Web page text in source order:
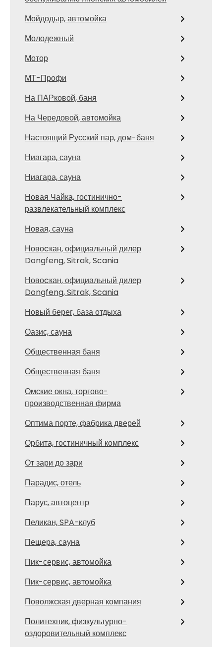
Мойдодыр, автомойка
Молодежный
Мотор
МТ-Профи
На ПАРковой, баня
На Чередовой, автомойка
Настоящий Русский пар, дом-баня
Ниагара, сауна
Ниагара, сауна
Новая Чайка, гостинично-
развлекательный комплекс
Новая, сауна
Новоcкан, официальный дилер
Dongfeng, Sitrak, Scania
Новоcкан, официальный дилер
Dongfeng, Sitrak, Scania
Новый берег, база отдыха
Оазис, сауна
Общественная баня
Общественная баня
Омские окна, торгово-
производственная фирма
Оптима порте, фабрика дверей
Орбита, гостиничный комплекс
От зари до зари
Парадис, отель
Парус, автоцентр
Пеликан, SPA-клуб
Пещера, сауна
Пик-сервис, автомойка
Пик-сервис, автомойка
Поволжская дверная компания
Политехник, физкультурно-
оздоровительный комплекс